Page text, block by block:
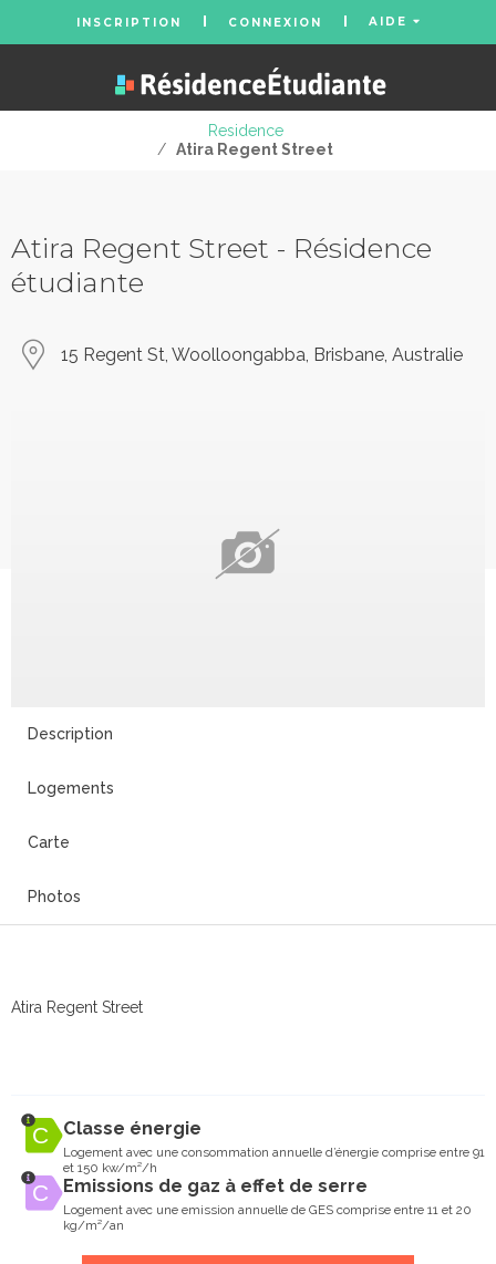
INSCRIPTION CONNEXION AIDE
Residence
/ Atira Regent Street
Atira Regent Street - Résidence
étudiante
15 Regent St, Woolloongabba, Brisbane, Australie
Description
Logements
Carte
Photos
Atira Regent Street
Classe énergie
Logement avec une consommation annuelle d’énergie comprise entre 91
et 150 kw/m²/h
Emissions de gaz à effet de serre
Logement avec une emission annuelle de GES comprise entre 11 et 20
kg/m²/an